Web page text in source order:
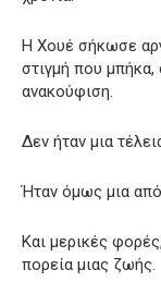
Η Χουέ σήκωσε
στιγμή που μπήκα,
ανακούφιση.
Δεν ήταν μια
Ήταν όμως μια
Και μερικές
πορεία μιας ζωής.